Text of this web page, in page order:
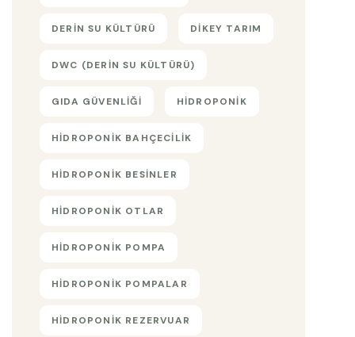
DERIN SU KÜLTÜRÜ DIKEY TARIM
DWC (DERIN SU KÜLTÜRÜ)
GIDA GÜVENLIĞI HIDROPONIK
HIDROPONIK BAHÇECILIK
HIDROPONIK BESINLER
HIDROPONIK OTLAR
HIDROPONIK POMPA
HIDROPONIK POMPALAR
HIDROPONIK REZERVUAR